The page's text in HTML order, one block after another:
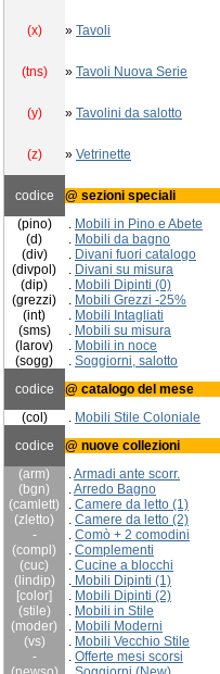
(x) » Tavoli
(tns) » Tavoli Nuova Serie
(y) » Tavolini da salotto
(z) » Vetrinette
codice
@ sezioni speciali
(pino)
. Mobili in Pino e Abete
(d)
. Mobili da bagno
(div)
. Divani fuori catalogo
(divpol)
. Divani su misura
(dip)
. Mobili Dipinti (0)
(grezzi)
. Mobili Grezzi -25%
(int)
. Mobili Intagliati
(sms)
. Mobili su misura
(larov)
. Mobili in noce
(sogg)
. Soggiorni, salotto
codice
@ catalogo del mese
(col)
. Mobili Stile Coloniale
codice
@ nuove collezioni
(arm)
.Armadi ante scorr.
(bgn)
.Arredo Bagno
(camlett)
. Camere da letto (1)
(zletto)
. Camere da letto (2)
-
. Comò + 2 comodini
(compl)
. Complementi
(cuc)
. Cucine a blocchi
(lindip)
. Mobili Dipinti (1)
[color]
. Mobili Dipinti (2)
(stile)
. Mobili in Stile
(moder)
. Mobili Moderni
(vs)
. Mobili Vecchio Stile
-
. Offerte mesi scorsi